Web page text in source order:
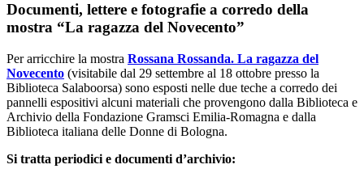
Documenti, lettere e fotografie a corredo della
mostra “La ragazza del Novecento”
Per arricchire la mostra Rossana Rossanda. La ragazza del
Novecento (visitabile dal 29 settembre al 18 ottobre presso la
Biblioteca Salaboorsa) sono esposti nelle due teche a corredo dei
pannelli espositivi alcuni materiali che provengono dalla Biblioteca e
Archivio della Fondazione Gramsci Emilia-Romagna e dalla
Biblioteca italiana delle Donne di Bologna.
Si tratta periodici e documenti d’archivio: